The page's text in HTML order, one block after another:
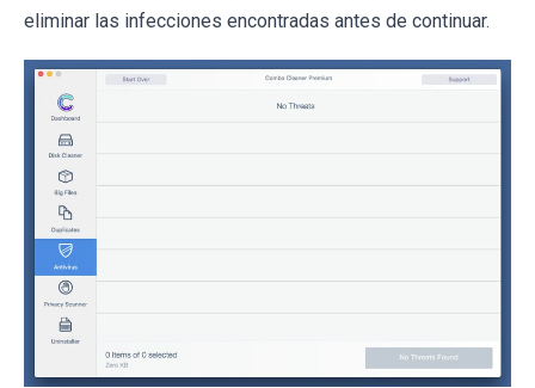
eliminar las infecciones encontradas antes de continuar.